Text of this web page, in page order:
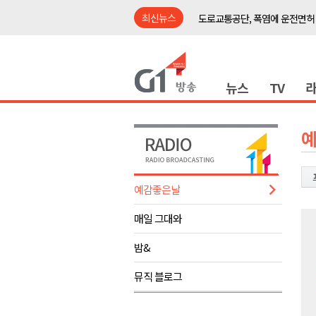
최신뉴스
도로교통공단, 폭염에 운전면
<강원랜드> 관광객이 인구 3
제28회 정동진독립영화제 오늘
양양군, 소상공인 특례보증 2
평창군 재해 예방 도로 시설물
동해시, '해군1함대로' 명예도
영월 '폭염중대경보' 발효..주말
도로교통공단, 폭염에 운전면
강릉시, '상생동행 100일 릴레
삼척시, 무건리 이끼폭포 생태탐
뉴스 TV
예감좋은날
매일 그대와
밤&
뮤직 블로그